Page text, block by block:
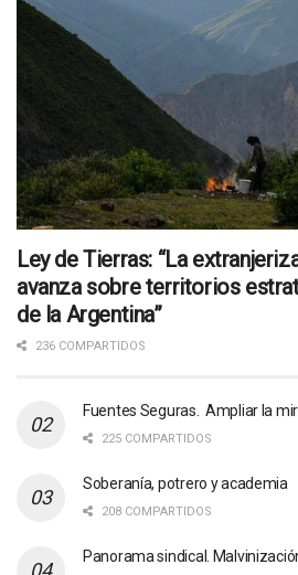
Ley de Tierras: “La
avanza sobre territorios
de la Argentina”
236 COMPARTIDOS
Fuentes Seguras. Ampliar la
225 COMPARTIDOS
Soberanía, potrero y academia
208 COMPARTIDOS
Panorama sindical.